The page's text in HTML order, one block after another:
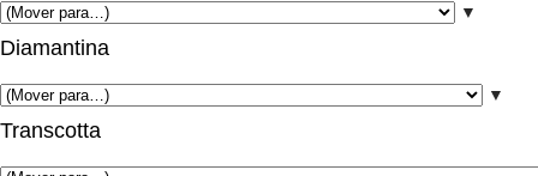
▼
Diamantina
▼
Transcotta